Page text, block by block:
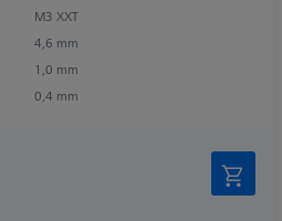
M3 XXT
4,6 mm
1,0 mm
0,4 mm